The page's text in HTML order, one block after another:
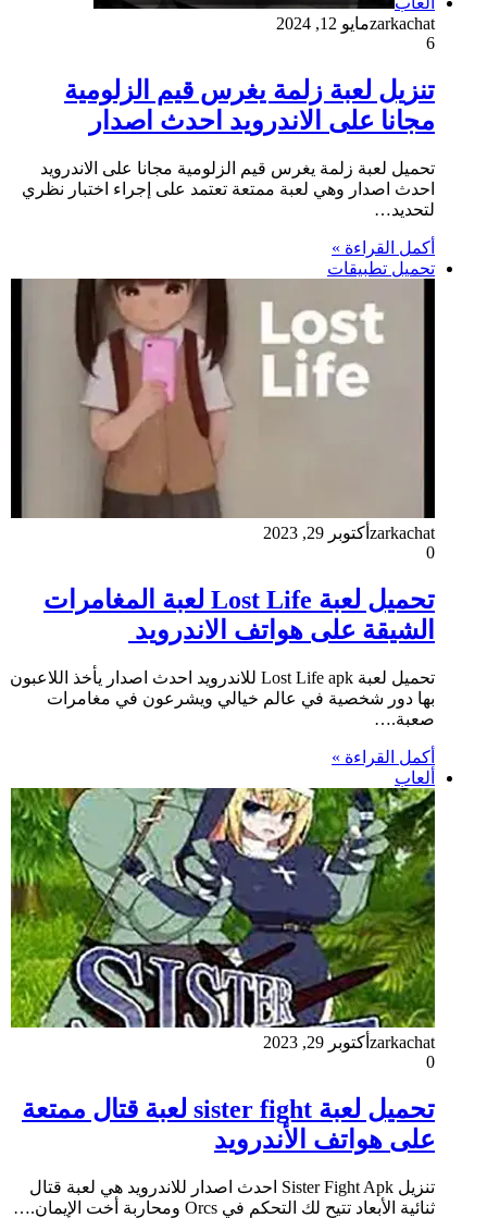
zarkachatمايو 12, 2024
6
تنزيل لعبة زلمة يغرس قيم الزلومية
مجانا على الاندرويد احدث اصدار
تحميل لعبة زلمة يغرس قيم الزلومية مجانا على الاندرويد
احدث اصدار وهي لعبة ممتعة تعتمد على إجراء اختبار نظري
لتحديد…
أكمل القراءة »
تحميل تطبيقات
zarkachat أكتوبر 29, 2023
0
تحميل لعبة Lost Life لعبة المغامرات
الشيقة على هواتف الاندرويد
تحميل لعبة Lost Life apk للاندرويد احدث اصدار يأخذ اللاعبون
بها دور شخصية في عالم خيالي ويشرعون في مغامرات
صعبة.…
أكمل القراءة »
ألعاب
zarkachat أكتوبر 29, 2023
0
تحميل لعبة sister fight لعبة قتال ممتعة
على هواتف الأندرويد
تنزيل Sister Fight Apk احدث اصدار للاندرويد هي لعبة قتال
ثنائية الأبعاد تتيح لك التحكم في Orcs ومحاربة أخت الإيمان.…